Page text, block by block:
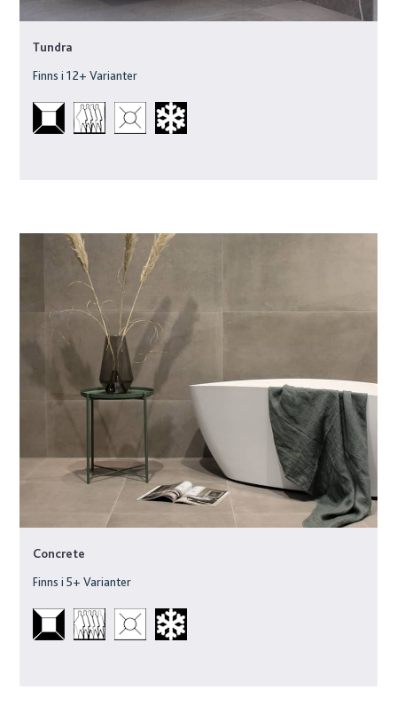
Tundra
Finns i12+ Varianter
Concrete
Finns i5+ Varianter